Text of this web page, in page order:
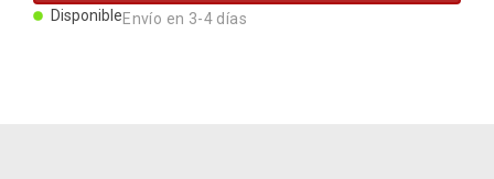
Llaveros
DisponibleEnvío en 3-4 días